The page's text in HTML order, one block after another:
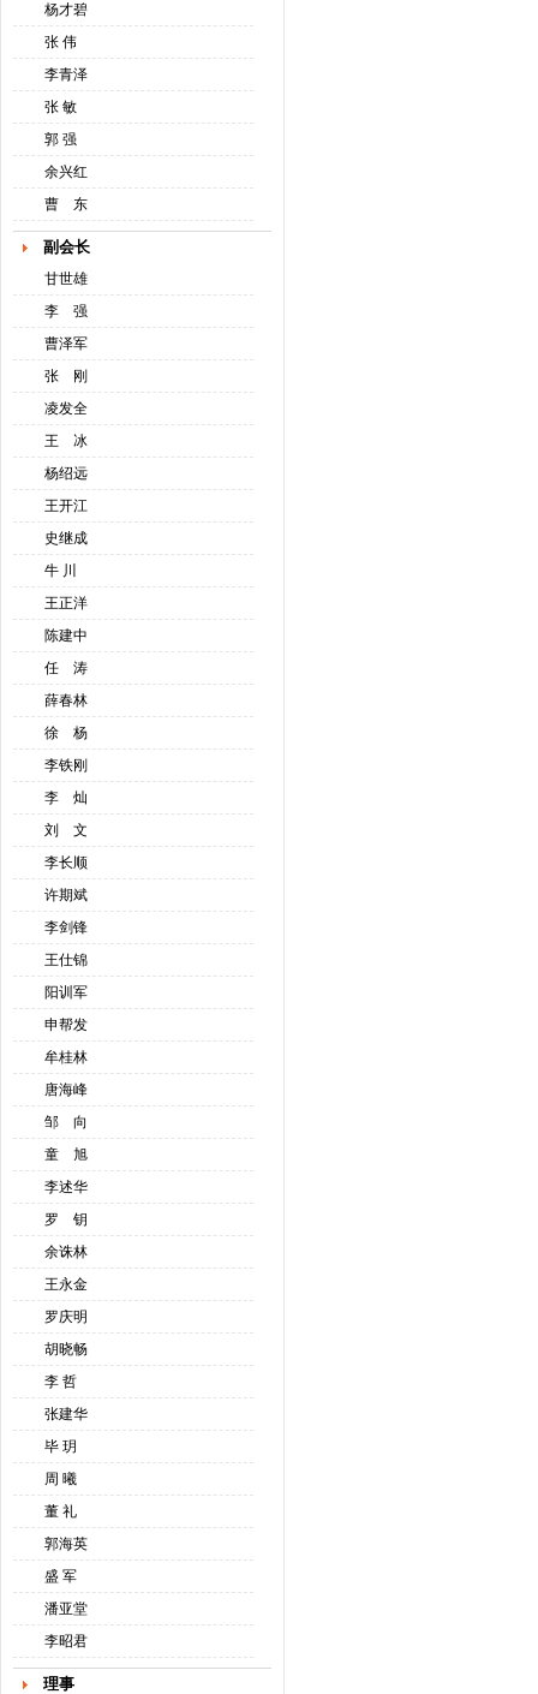
杨才碧
张 伟
李青泽
张 敏
郭 强
余兴红
曹 东
副会长
甘世雄
李 强
曹泽军
张 刚
凌发全
王 冰
杨绍远
王开江
史继成
牛 川
王正洋
陈建中
任 涛
薛春林
徐 杨
李铁刚
李 灿
刘 文
李长顺
许期斌
李剑锋
王仕锦
阳训军
申帮发
牟桂林
唐海峰
邹 向
童 旭
李述华
罗 钥
余诛林
王永金
罗庆明
胡晓畅
李 哲
张建华
毕 玥
周 曦
董 礼
郭海英
盛 军
潘亚堂
李昭君
理事